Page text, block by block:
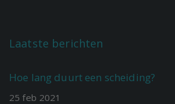
Laatste berichten
Hoe lang duurt een scheiding?
25 feb 2021